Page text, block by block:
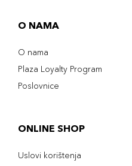
O NAMA
O nama
Plaza Loyalty Program
Poslovnice
ONLINE SHOP
Uslovi korištenja